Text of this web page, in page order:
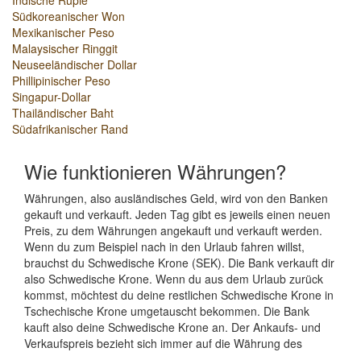
Südkoreanischer Won
Mexikanischer Peso
Malaysischer Ringgit
Neuseeländischer Dollar
Phillipinischer Peso
Singapur-Dollar
Thailändischer Baht
Südafrikanischer Rand
Wie funktionieren Währungen?
Währungen, also ausländisches Geld, wird von den Banken
gekauft und verkauft. Jeden Tag gibt es jeweils einen neuen
Preis, zu dem Währungen angekauft und verkauft werden.
Wenn du zum Beispiel nach in den Urlaub fahren willst,
brauchst du Schwedische Krone (SEK). Die Bank verkauft dir
also Schwedische Krone. Wenn du aus dem Urlaub zurück
kommst, möchtest du deine restlichen Schwedische Krone in
Tschechische Krone umgetauscht bekommen. Die Bank
kauft also deine Schwedische Krone an. Der Ankaufs- und
Verkaufspreis bezieht sich immer auf die Währung des